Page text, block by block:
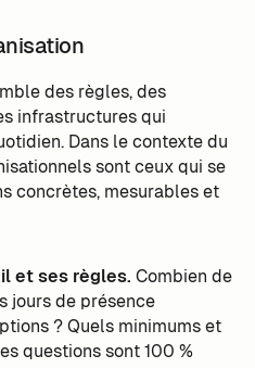
des règles, des
infrastructures qui
Dans le contexte du
sont ceux qui se
concrètes, mesurables et
et ses règles. Combien de
jours de présence
? Quels minimums et
questions sont 100 %